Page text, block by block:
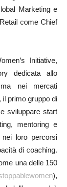
Marketing e
come Chief
Initiative,
dedicata allo
nei mercati
il primo gruppo di
sviluppare start
mentoring e
loro percorsi
di coaching.
una delle 150
),